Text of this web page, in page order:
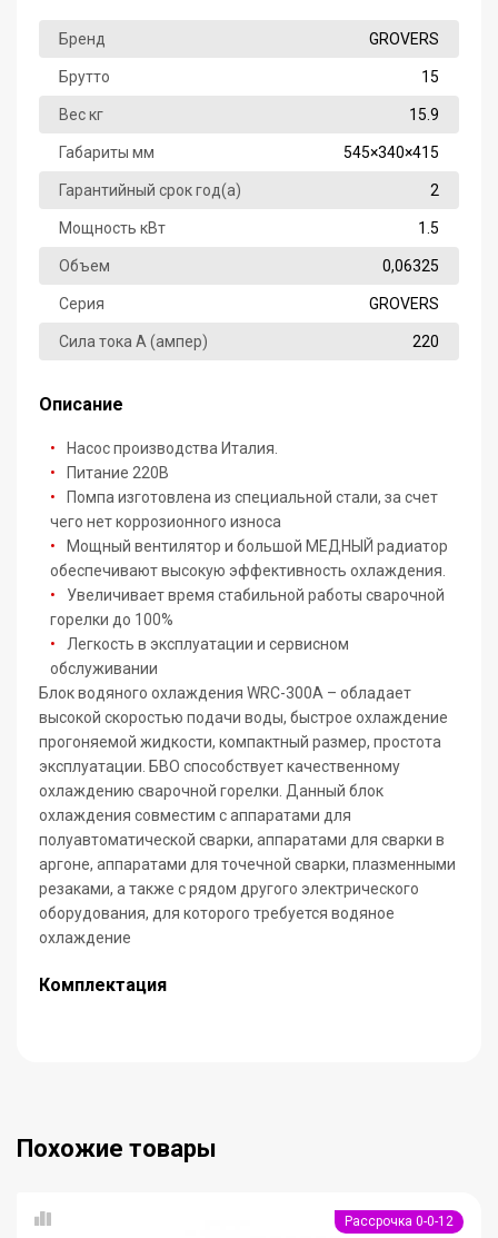
Бренд GROVERS
Брутто 15
Вес кг 15.9
Габариты мм 545×340×415
Гарантийный срок год(а) 2
Мощность кВт 1.5
Объем 0,06325
Серия GROVERS
Сила тока А (ампер) 220
Описание
Насос производства Италия.
Питание 220В
Помпа изготовлена из специальной стали, за счет
чего нет коррозионного износа
Мощный вентилятор и большой МЕДНЫЙ радиатор
обеспечивают высокую эффективность охлаждения.
Увеличивает время стабильной работы сварочной
горелки до 100%
Легкость в эксплуатации и сервисном
обслуживании
Блок водяного охлаждения WRC-300A – обладает
высокой скоростью подачи воды, быстрое охлаждение
прогоняемой жидкости, компактный размер, простота
эксплуатации. БВО способствует качественному
охлаждению сварочной горелки. Данный блок
охлаждения совместим с аппаратами для
полуавтоматической сварки, аппаратами для сварки в
аргоне, аппаратами для точечной сварки, плазменными
резаками, а также с рядом другого электрического
оборудования, для которого требуется водяное
охлаждение
Комплектация
Похожие товары
Рассрочка 0-0-12